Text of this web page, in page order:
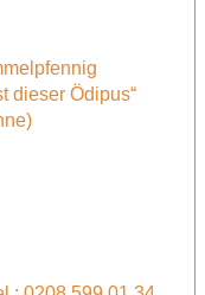
dieser Ödipus“